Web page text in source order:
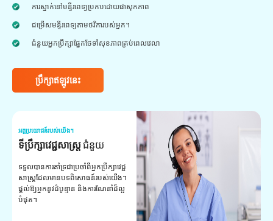
ការស្នាក់នៅមន្ទីរពេទ្យប្រកបដោយផាសុកភាព
ជម្រើសមន្ទីរពេទ្យតាមថវិការបស់អ្នក។
ជំនួយអ្នកប្រឹក្សាផ្នែកថែទាំសុខភាពគ្រប់ពេលវេលា
ប្រឹក្សាឥឡូវនេះ
អត្ថប្រយោជន៍របស់យើង។
ទីប្រឹក្សាវេជ្ជសាស្ត្រជំនួយ
ទទួលបានការគាំទ្រជាប្រចាំពីអ្នកប្រឹក្សាវេជ្ជ
សាស្ត្រដែលមានបទពិសោធន៍របស់យើង។
ផ្តល់ឱ្យអ្នកនូវដំបូន្មាន និងការណែនាំដ៏ល្អ
បំផុត។